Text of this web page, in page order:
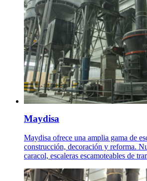
Maydisa
Maydisa ofrece una amplia gama de
construcción, decoración y reforma.
caracol, escaleras escamoteables de